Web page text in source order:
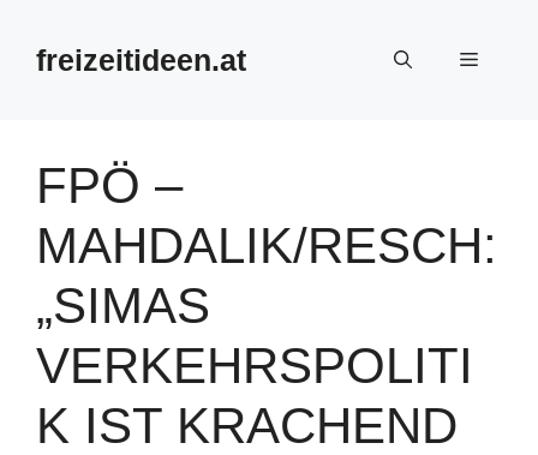
Inhalt
springenfreizeitideen.at Menü
FPÖ –
MAHDALIK/RESCH:
„SIMAS
VERKEHRSPOLITI
K IST KRACHEND